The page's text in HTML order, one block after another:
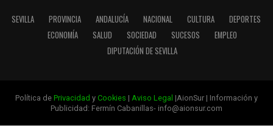
SEVILLA PROVINCIA ANDALUCÍA NACIONAL CULTURA
DEPORTES
ECONOMÍA
SALUD SOCIEDAD SUCESOS
EMPLEO
DIPUTACIÓN DE SEVILLA
Política de Privacidad y Cookies | Aviso Legal |AionSur | Información y
Publicidad: Fermín Cabanillas- info@aionsur.com